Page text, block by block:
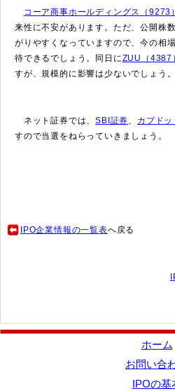
コーア商事ホールディングス（9273）
来性に不安があります。ただ、公開株
がりやすくなっていますので、今の相
待できるでしょう。同日にZUU（4387
すが、規模的に影響は少ないでしょう。
ネット証券では、SBI証券、 カブド
すので当選をねらっていきましょう。
IPO企業情報の一覧表へ戻る
ホーム
お問い合
IPOの基